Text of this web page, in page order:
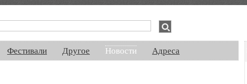
Фестивали Другое Новости Адреса